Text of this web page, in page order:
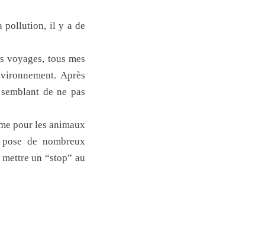
pollution, il y a de
voyages, tous mes
Après
de ne pas
pour les animaux
de nombreux
un “stop” au